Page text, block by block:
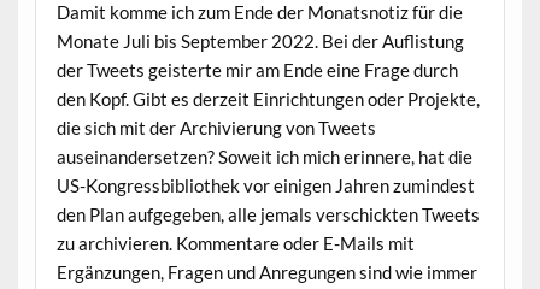
Damit komme ich zum Ende der Monatsnotiz für die
Monate Juli bis September 2022. Bei der Auflistung
der Tweets geisterte mir am Ende eine Frage durch
den Kopf. Gibt es derzeit Einrichtungen oder Projekte,
die sich mit der Archivierung von Tweets
auseinandersetzen? Soweit ich mich erinnere, hat die
US-Kongressbibliothek vor einigen Jahren zumindest
den Plan aufgegeben, alle jemals verschickten Tweets
zu archivieren. Kommentare oder E-Mails mit
Ergänzungen, Fragen und Anregungen sind wie immer